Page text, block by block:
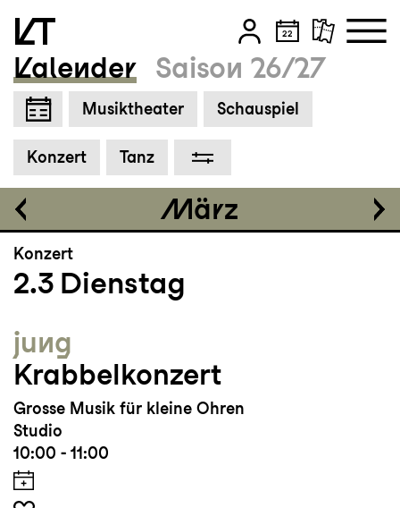
Zum Hauptinhalt springen
Zum Footer springen
Kalender Saison 26/27
Musiktheater Schauspiel
Konzert Tanz
März
Einführung
Cool Down im Anschluss
Tickets
CHF 35
Konzert
2.3 Dienstag
jung
Krabbelkonzert
Grosse Musik für kleine Ohren
Studio
10:00 - 11:00